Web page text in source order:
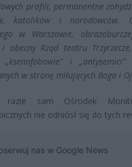
profili, permanentne
katolików i narodowców.
w Warszawie,
obecny Rząd teatru
„ksenofobowie” i
w stronę miłujących Boga i
sam Ośrodek
nie odniósł się do tych
nas w Google News